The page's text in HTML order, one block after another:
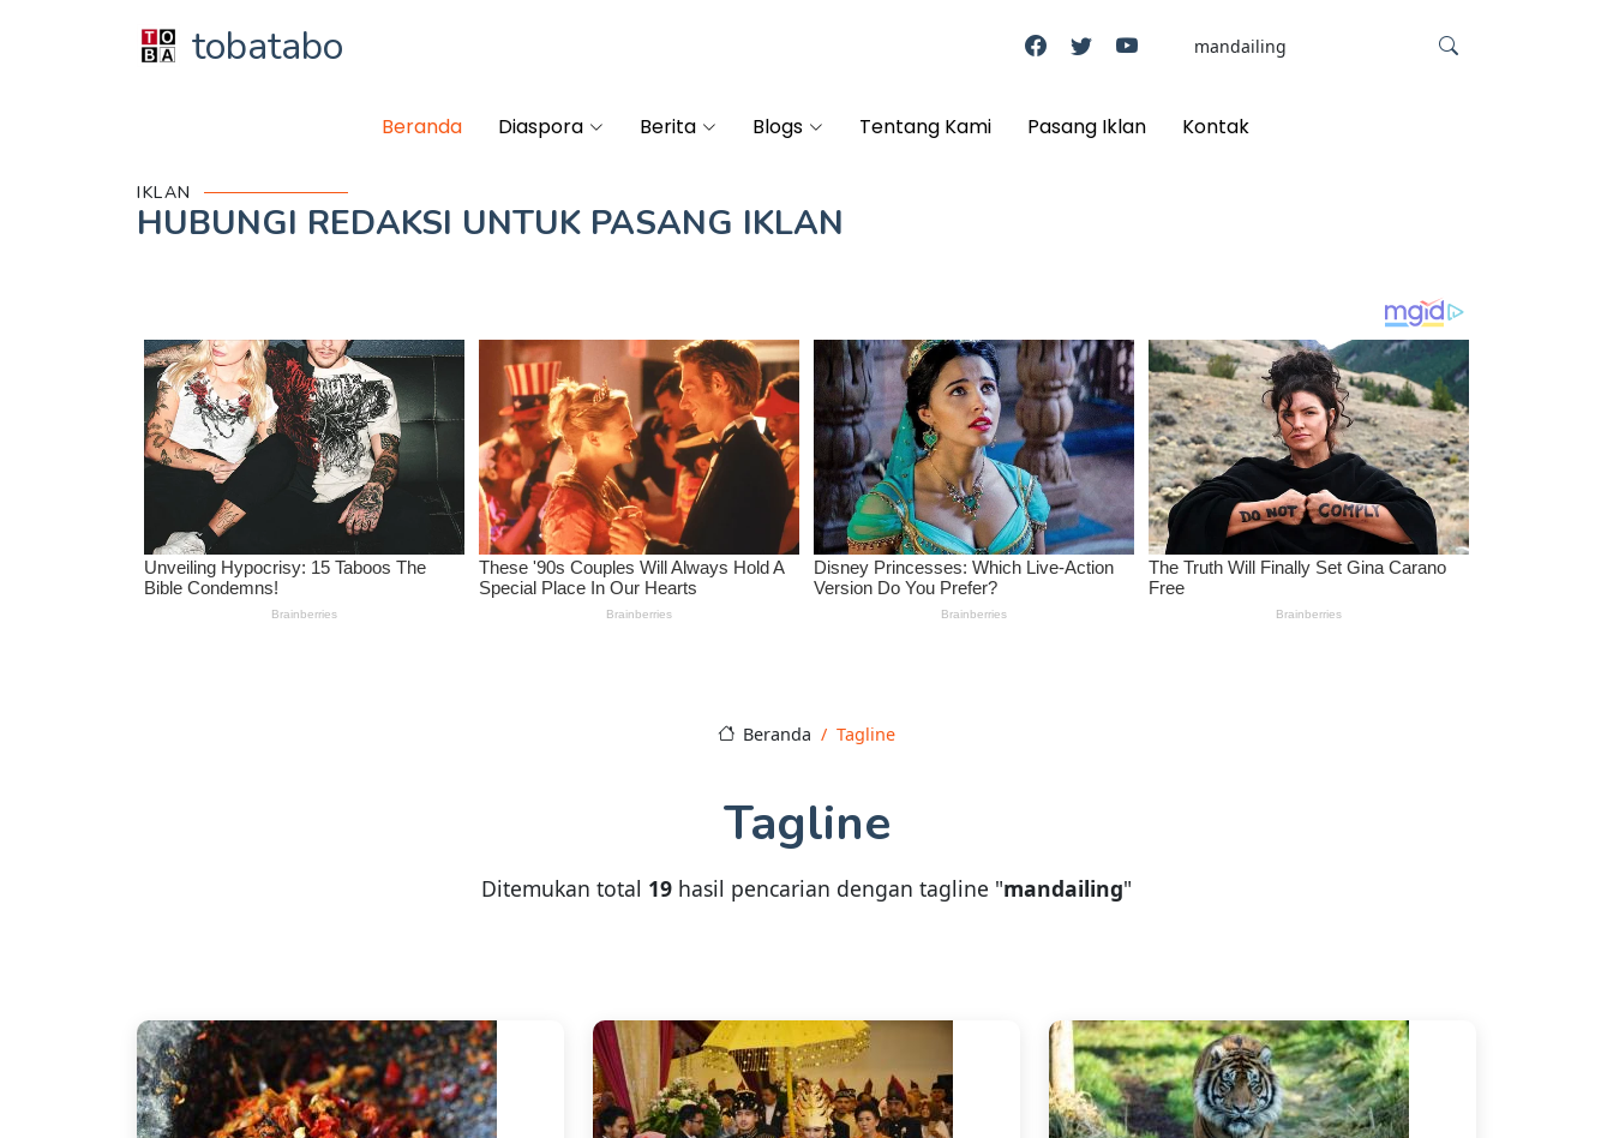
tobatabo
Beranda Diaspora Berita Blogs Tentang Kami Pasang Iklan Kontak
IKLAN
HUBUNGI REDAKSI UNTUK PASANG IKLAN
Beranda Tagline
Tagline
Ditemukan total 19 hasil pencarian dengan tagline "mandailing"